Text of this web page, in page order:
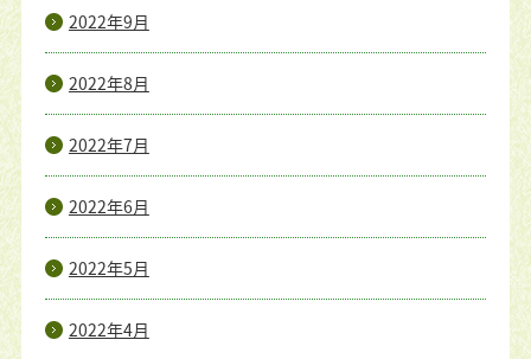
2022年9月
2022年8月
2022年7月
2022年6月
2022年5月
2022年4月